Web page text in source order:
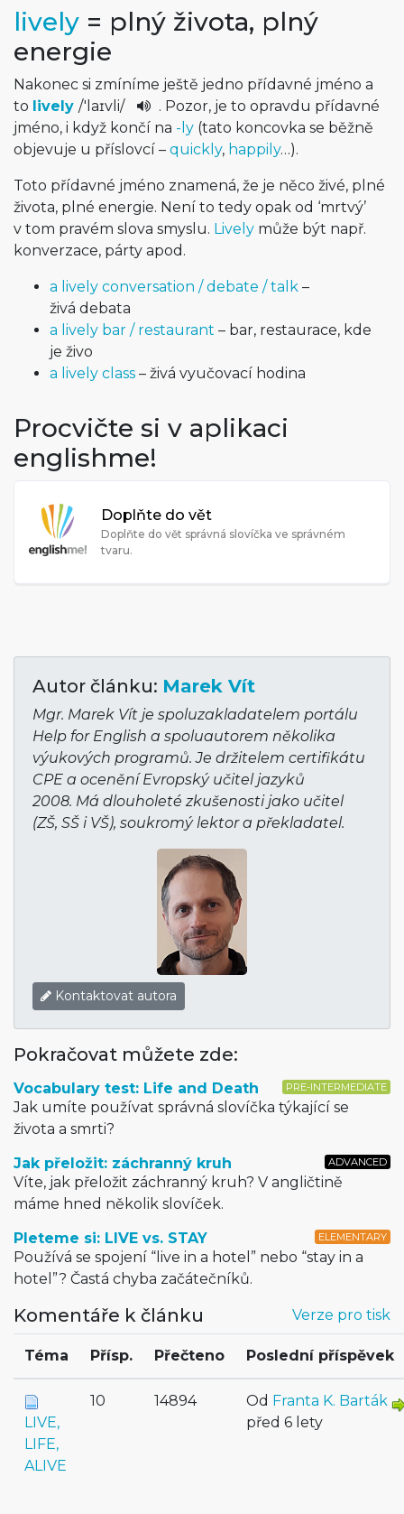
lively = plný života, plný
energie
Nakonec si zmíníme ještě jedno přídavné jméno a
to lively /'laɪvli/
. Pozor, je to opravdu přídavné
jméno, i když končí na -ly (tato koncovka se běžně
objevuje u příslovcí – quickly, happily…).
Toto přídavné jméno znamená, že je něco živé, plné
života, plné energie. Není to tedy opak od ‘mrtvý’
v tom pravém slova smyslu. Lively může být např.
konverzace, párty apod.
a lively conversation / debate / talk –
živá debata
a lively bar / restaurant – bar, restaurace, kde
je živo
a lively class – živá vyučovací hodina
Procvičte si v aplikaci
englishme!
Doplňte do vět
Doplňte do vět správná slovíčka ve správném
tvaru.
Autor článku: Marek Vít
Mgr. Marek Vít je spoluzakladatelem portálu
Help for English a spoluautorem několika
výukových programů. Je držitelem certifikátu
CPE a ocenění Evropský učitel jazyků
2008. Má dlouholeté zkušenosti jako učitel
(ZŠ, SŠ i VŠ), soukromý lektor a překladatel.
Kontaktovat autora
Pokračovat můžete zde:
PRE-INTERMEDIATE
Vocabulary test: Life and Death
Jak umíte používat správná slovíčka týkající se
života a smrti?
ADVANCED
Jak přeložit: záchranný kruh
Víte, jak přeložit záchranný kruh? V angličtině
máme hned několik slovíček.
ELEMENTARY
Pleteme si: LIVE vs. STAY
Používá se spojení “live in a hotel” nebo “stay in a
hotel”? Častá chyba začátečníků.
Verze pro tisk
Komentáře k článku
Téma Přísp. Přečteno Poslední příspěvek
LIVE,
LIFE,
ALIVE
10 14894 Od Franta K. Barták
před 6 lety